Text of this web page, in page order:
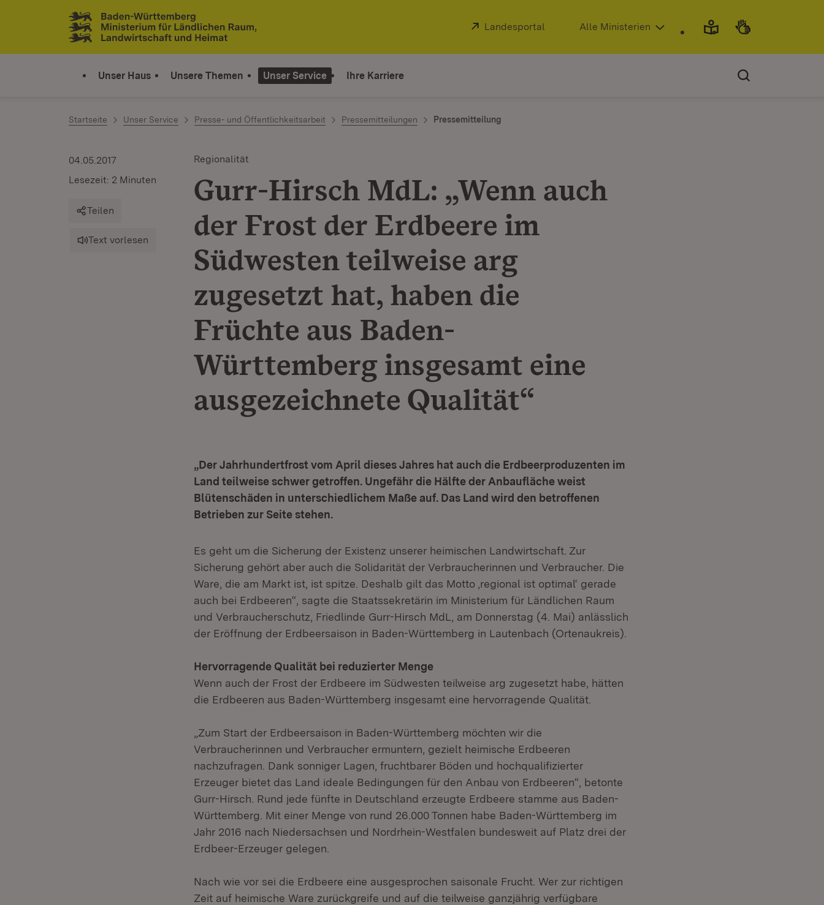
Zum Inhalt springen
Link zur Startseite
Extern:
Landesportal (Öffnet in neuem Fenster)
Alle Ministerien
Unser Haus Unsere Themen Unser Service Ihre Karriere
Startseite Unser Service Presse- und Öffentlichkeitsarbeit Pressemitteilungen Pressemitteilung
Regionalität
Gurr-Hirsch MdL: „Wenn auch
der Frost der Erdbeere im
Südwesten teilweise arg
zugesetzt hat, haben die
Früchte aus Baden-
Württemberg insgesamt eine
ausgezeichnete Qualität“
04.05.2017
Lesezeit: 2 Minuten
Teilen
Text vorlesen
„Der Jahrhundertfrost vom April dieses Jahres hat auch die Erdbeerproduzenten im
Land teilweise schwer getroffen. Ungefähr die Hälfte der Anbaufläche weist
Blütenschäden in unterschiedlichem Maße auf. Das Land wird den betroffenen
Betrieben zur Seite stehen.
Es geht um die Sicherung der Existenz unserer heimischen Landwirtschaft. Zur
Sicherung gehört aber auch die Solidarität der Verbraucherinnen und Verbraucher. Die
Ware, die am Markt ist, ist spitze. Deshalb gilt das Motto ‚regional ist optimal‘ gerade
auch bei Erdbeeren“, sagte die Staatssekretärin im Ministerium für Ländlichen Raum
und Verbraucherschutz, Friedlinde Gurr-Hirsch MdL, am Donnerstag (4. Mai) anlässlich
der Eröffnung der Erdbeersaison in Baden-Württemberg in Lautenbach (Ortenaukreis).
Hervorragende Qualität bei reduzierter Menge
Wenn auch der Frost der Erdbeere im Südwesten teilweise arg zugesetzt habe, hätten
die Erdbeeren aus Baden-Württemberg insgesamt eine hervorragende Qualität.
„Zum Start der Erdbeersaison in Baden-Württemberg möchten wir die
Verbraucherinnen und Verbraucher ermuntern, gezielt heimische Erdbeeren
nachzufragen. Dank sonniger Lagen, fruchtbarer Böden und hochqualifizierter
Erzeuger bietet das Land ideale Bedingungen für den Anbau von Erdbeeren“, betonte
Gurr-Hirsch. Rund jede fünfte in Deutschland erzeugte Erdbeere stamme aus Baden-
Württemberg. Mit einer Menge von rund 26.000 Tonnen habe Baden-Württemberg im
Jahr 2016 nach Niedersachsen und Nordrhein-Westfalen bundesweit auf Platz drei der
Erdbeer-Erzeuger gelegen.
Nach wie vor sei die Erdbeere eine ausgesprochen saisonale Frucht. Wer zur richtigen
Zeit auf heimische Ware zurückgreife und auf die teilweise ganzjährig verfügbare